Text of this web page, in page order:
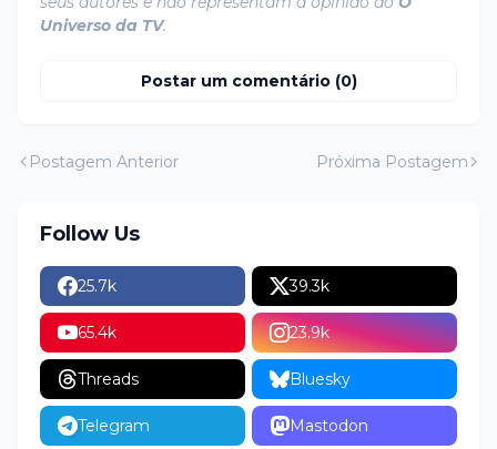
Universo da TV.
Postar um comentário (0)
Postagem Anterior Próxima Postagem
Follow Us
25.7k 39.3k
65.4k 23.9k
Threads Bluesky
Telegram Mastodon